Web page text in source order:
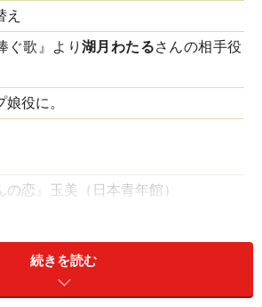
え
ぐ歌』より 湖月わたるさんの相手役
役に。
の恋』玉美（日本青年館）
の恋』マリー・ヴェッツェラ（全国
続きを読む